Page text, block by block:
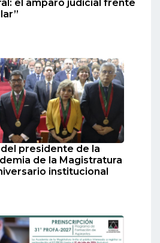
el amparo judicial frente
presidente de la
de la Magistratura
institucional